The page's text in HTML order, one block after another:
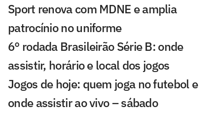
Sport renova com MDNE e amplia
patrocínio no uniforme
6° rodada Brasileirão Série B: onde
assistir, horário e local dos jogos
Jogos de hoje: quem joga no futebol e
onde assistir ao vivo – sábado